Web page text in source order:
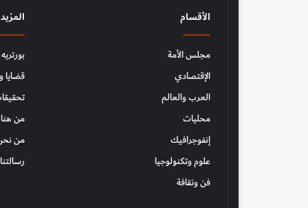
الأقسام
مجلس الأمة
الإقتصادي
العرب والعالم
محليات
إنفوجرافيك
علوم وتكنولوجيا
فن وثقافة
المزيد
بورتريه
قضايا
من
من
رسالتنا